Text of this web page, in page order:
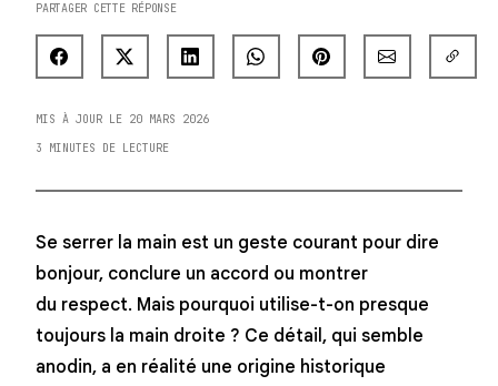
PARTAGER CETTE RÉPONSE
MIS À JOUR LE 20 MARS 2026
3 MINUTES DE LECTURE
Se serrer la main est un geste courant pour dire
bonjour, conclure un accord ou montrer
du respect. Mais pourquoi utilise-t-on presque
toujours la main droite ? Ce détail, qui semble
anodin, a en réalité une origine historique